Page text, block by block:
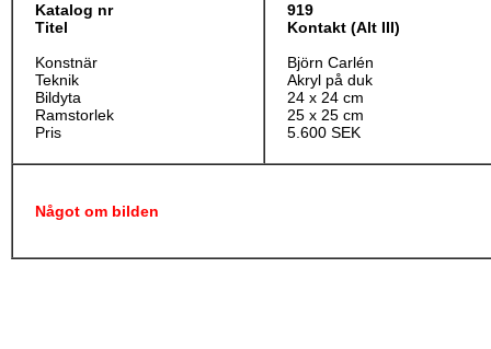
Katalog nr
Titel
Konstnär
Teknik
Bildyta
Ramstorlek
Pris
919
Kontakt (Alt III)
Björn Carlén
Akryl på duk
24 x 24 cm
25 x 25 cm
5.600 SEK
Något om bilden